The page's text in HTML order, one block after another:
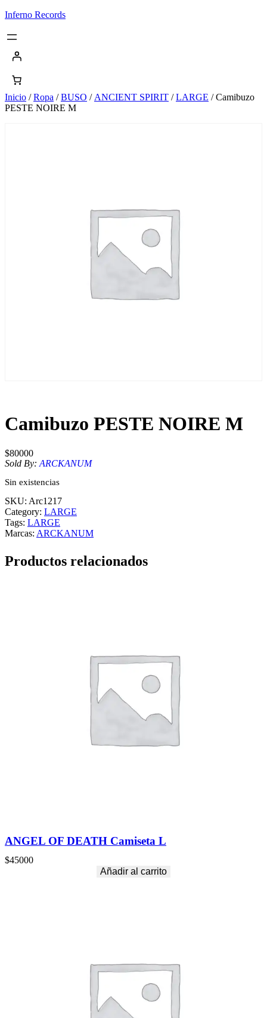
Saltar
contenido
Inferno Records
Inicio /Ropa /BUSO / ANCIENT SPIRIT /LARGE / Camibuzo
PESTE NOIRE M
Camibuzo PESTE NOIRE M
$80000
Sold By: ARCKANUM
Sin existencias
SKU: Arc1217
Category: LARGE
Tags: LARGE
Marcas: ARCKANUM
Productos relacionados
ANGEL OF DEATH Camiseta L
$45000
Añadir al carrito